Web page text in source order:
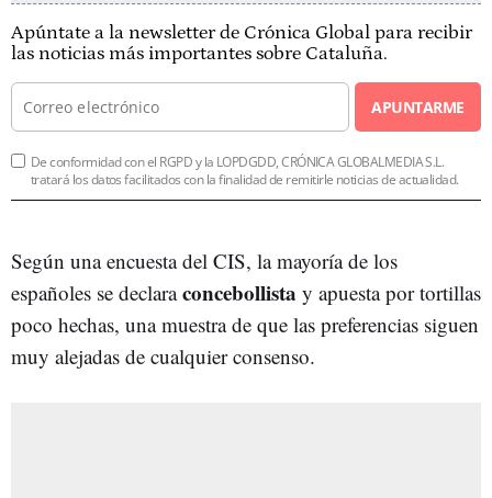
Apúntate a la newsletter de Crónica Global para recibir
las noticias más importantes sobre Cataluña.
APUNTARME
De conformidad con el RGPD y la LOPDGDD, CRÓNICA GLOBALMEDIA S.L.
tratará los datos facilitados con la finalidad de remitirle noticias de actualidad.
Según una encuesta del CIS, la mayoría de los
españoles se declaraconcebollista y apuesta por tortillas
poco hechas, una muestra de que las preferencias siguen
muy alejadas de cualquier consenso.